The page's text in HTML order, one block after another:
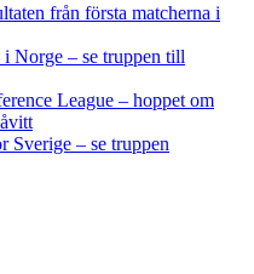
från första matcherna i
Norge – se truppen till
League – hoppet om
Sverige – se truppen